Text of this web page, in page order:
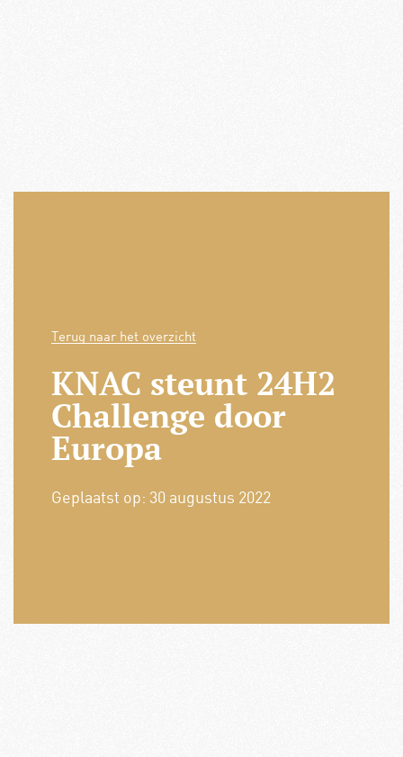
Terug naar het overzicht
KNAC steunt 24H2
Challenge door
Europa
Geplaatst op: 30 augustus 2022